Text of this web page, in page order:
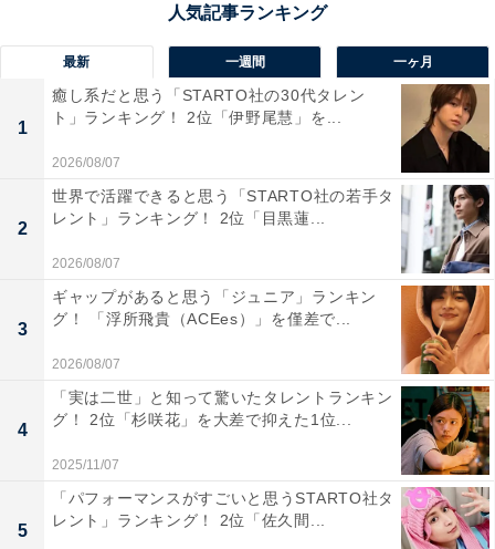
1位：千枚田ポケットパーク（輪島市）／36票
能登半島を代表する絶景スポット「白米千枚田」に隣接
する「千枚田ポケットパーク」が1位に選ばれました。
四季折々に美しく変化する棚田の風景を一望でき、夕日
の名所としても人気があります。地域特産品の販売や、
地元食材を使ったグルメを楽しめるレストランも。能登
観光のハイライトともいえる存在で、国内外の観光客か
ら高い支持を得ています。
※2025年9月現在、震災の影響により金曜日、土曜日、
日曜日、祝日の週末のみ営業中です。営業時間も短くな
っているため、訪問の際はご注意ください。
回答者からは「世界農業遺産に登録されている白米千枚
田を間近で見られる貴重な場所だからです。四季や時間
最新 一週間 一ヶ月
1
癒し系だと思う「STARTO社の30代タレン
ト」ランキング！ 2位「伊野尾慧」を...
2026/08/07
2
世界で活躍できると思う「STARTO社の若手タ
レント」ランキング！ 2位「目黒蓮...
2026/08/07
3
ギャップがあると思う「ジュニア」ランキン
グ！ 「浮所飛貴（ACEes）」を僅差で...
2026/08/07
4
「実は二世」と知って驚いたタレントランキン
グ！ 2位「杉咲花」を大差で抑えた1位...
2025/11/07
5
「パフォーマンスがすごいと思うSTARTO社タ
レント」ランキング！ 2位「佐久間...